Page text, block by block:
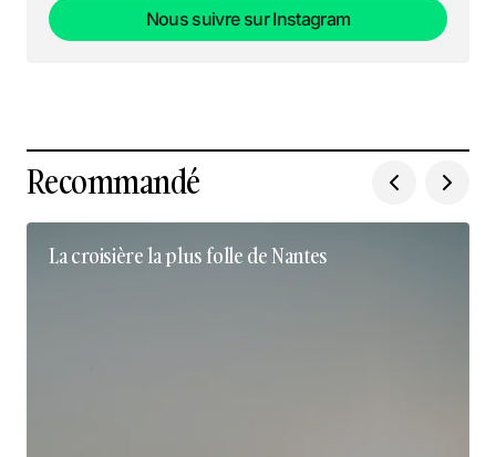
Nous suivre sur Instagram
Recommandé
La croisière la plus folle de Nantes